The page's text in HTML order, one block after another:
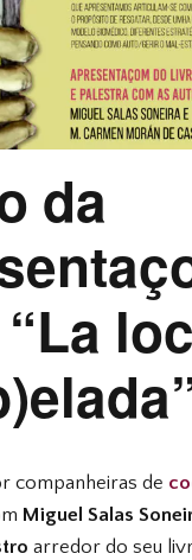
da
companheiras de
Miguel Salas
arredor do seu